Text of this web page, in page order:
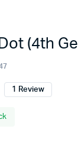
(4th
Rated
1 Review